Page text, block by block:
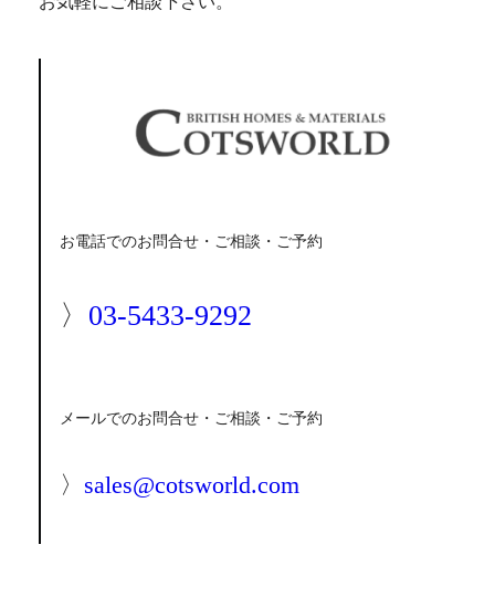
お電話でのお問合せ・ご相談・ご予約
〉 03-5433-9292
メールでのお問合せ・ご相談・ご予約
〉 sales@cotsworld.com